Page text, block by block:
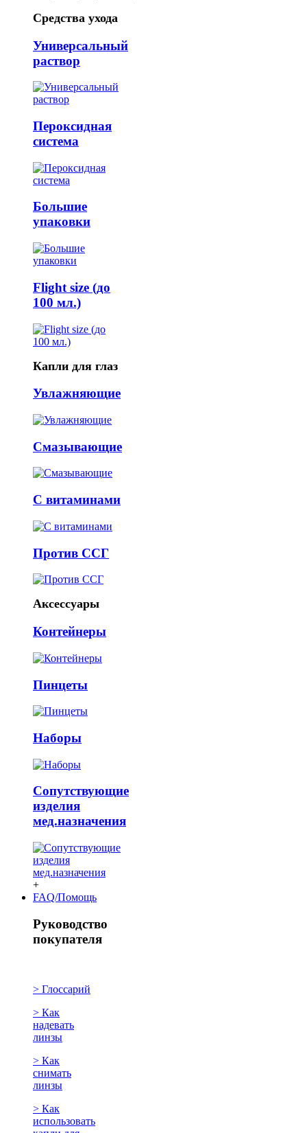
Средства ухода
Универсальный
раствор
Пероксидная
система
Большие
упаковки
Flight size (до
100 мл.)
Капли для глаз
Увлажняющие
Смазывающие
С витаминами
Против ССГ
Аксессуары
Контейнеры
Пинцеты
Наборы
Сопутствующие
изделия
мед.назначения
+
FAQ/Помощь
Руководство
покупателя
> Глоссарий
> Как
надевать
линзы
> Как
снимать
линзы
> Как
использовать